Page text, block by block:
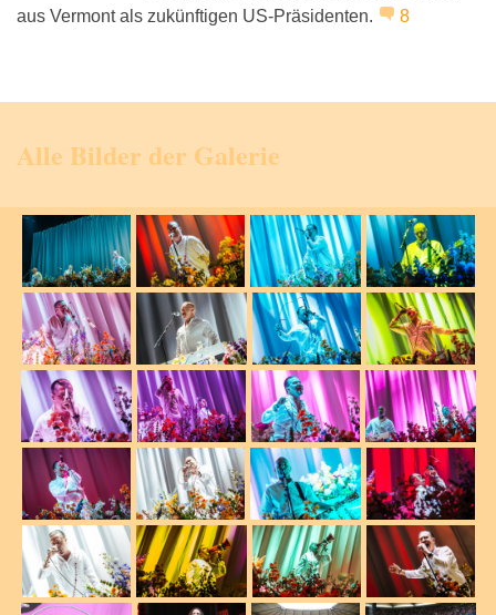
aus Vermont als zukünftigen US-Präsidenten.
8
Alle Bilder der Galerie